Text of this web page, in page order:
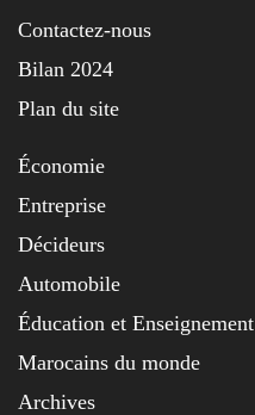
Contactez-nous
Bilan 2024
Plan du site
Économie
Entreprise
Décideurs
Automobile
Éducation et Enseignement
Marocains du monde
Archives